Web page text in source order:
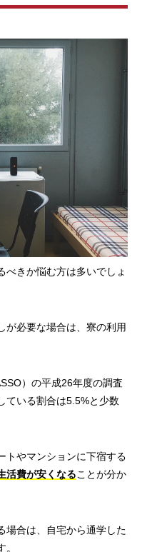
べきか悩む方は多いでしょ
が必要な場合は、寮の利用
）の平成26年度の調査
ている割合は5.5%と少数
トやマンションに下宿する
活費が安くなることが分か
場合は、自宅から通学した